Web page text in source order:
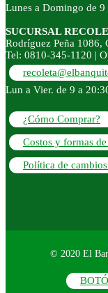
Lunes a Domingo de 9
SUCURSAL
Rodríguez Peña 1086,
Tel: 0810-345-1120 |
Lun a Vier. de 9 a
¿Cómo Comprar?
Costos y formas
Política de
© 2020 El